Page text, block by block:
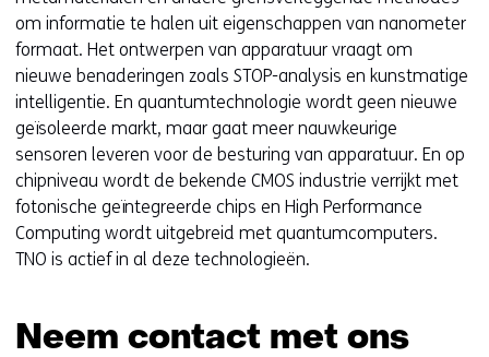
om informatie te halen uit eigenschappen van nanometer
formaat. Het ontwerpen van apparatuur vraagt om
nieuwe benaderingen zoals STOP-analysis en kunstmatige
intelligentie. En quantumtechnologie wordt geen nieuwe
geïsoleerde markt, maar gaat meer nauwkeurige
sensoren leveren voor de besturing van apparatuur. En op
chipniveau wordt de bekende CMOS industrie verrijkt met
fotonische geïntegreerde chips en High Performance
Computing wordt uitgebreid met quantumcomputers.
TNO is actief in al deze technologieën.
Neem contact met ons